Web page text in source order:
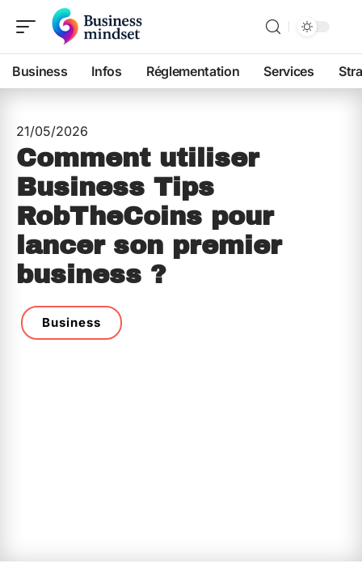
Business Infos Réglementation Services
21/05/2026
Comment utiliser
Business Tips
RobTheCoins pour
lancer son premier
business ?
Business